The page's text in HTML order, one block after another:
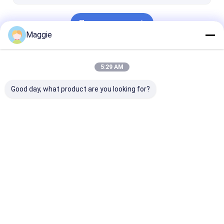
Продолжать
Maggie
5:29 AM
Good day, what product are you looking for?